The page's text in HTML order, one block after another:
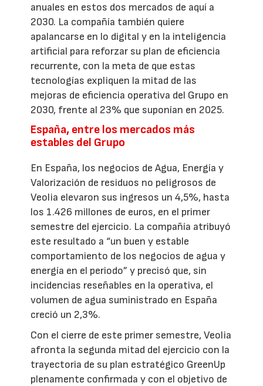
anuales en estos dos mercados de aquí a
2030. La compañía también quiere
apalancarse en lo digital y en la inteligencia
artificial para reforzar su plan de eficiencia
recurrente, con la meta de que estas
tecnologías expliquen la mitad de las
mejoras de eficiencia operativa del Grupo en
2030, frente al 23% que suponían en 2025.
España, entre los mercados más
estables del Grupo
En España, los negocios de Agua, Energía y
Valorización de residuos no peligrosos de
Veolia elevaron sus ingresos un 4,5%, hasta
los 1.426 millones de euros, en el primer
semestre del ejercicio. La compañía atribuyó
este resultado a “un buen y estable
comportamiento de los negocios de agua y
energía en el periodo” y precisó que, sin
incidencias reseñables en la operativa, el
volumen de agua suministrado en España
creció un 2,3%.
Con el cierre de este primer semestre, Veolia
afronta la segunda mitad del ejercicio con la
trayectoria de su plan estratégico GreenUp
plenamente confirmada y con el objetivo de